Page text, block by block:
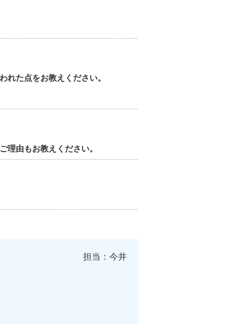
れた点をお教えください。
理由もお教えください。
担当：今井